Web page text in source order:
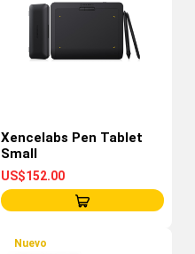
Xencelabs Pen Tablet
Small
US$152.00
Nuevo